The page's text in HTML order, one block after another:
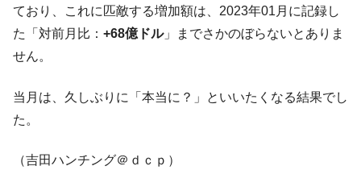
ており、これに匹敵する増加額は、2023年01月に記録し
た「対前月比： +68億ドル」までさかのぼらないとありま
せん。
当月は、久しぶりに「本当に？」といいたくなる結果でし
た。
（吉田ハンチング＠ｄｃｐ）